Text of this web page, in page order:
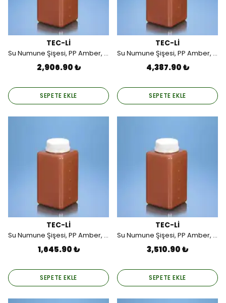
TEC-Lİ
Su Numune Şişesi, PP Amber, Gama Steril 1000 ML (24 Adet).
2,906.90 ₺
SEPETE EKLE
TEC-Lİ
Su Numune Şişesi, PP Amber, Gama Steril 1000 ML (36 Adet).
4,387.90 ₺
SEPETE EKLE
TEC-Lİ
Su Numune Şişesi, PP Amber, Gama Steril, Tek Tek Poşetli, 1000 ML (12 Adet).
1,645.90 ₺
SEPETE EKLE
TEC-Lİ
Su Numune Şişesi, PP Amber, Gama Steril, Tek Tek Poşetli, 1000 ML (24 Adet).
3,510.90 ₺
SEPETE EKLE